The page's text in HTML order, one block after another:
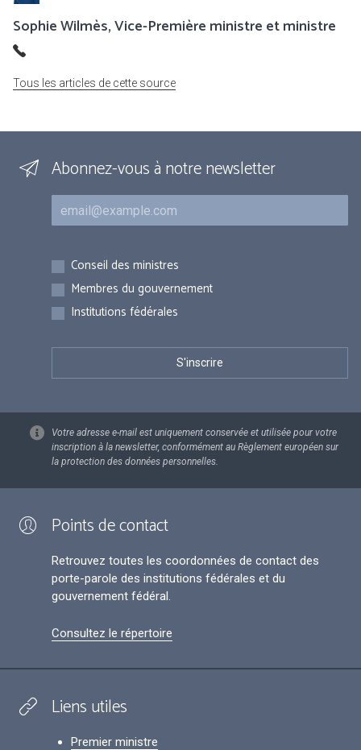
Sophie Wilmès, Vice-Première ministre et ministre
Tous les articles de cette source
Abonnez-vous à notre newsletter
Courriel
Inscriptions
Conseil des ministres
Membres du gouvernement
Institutions fédérales
Votre adresse e-mail est uniquement conservée et utilisée pour votre
inscription à la newsletter, conformément au Règlement européen sur
la protection des données personnelles.
Points de contact
Retrouvez toutes les coordonnées de contact des
porte-parole des institutions fédérales et du
gouvernement fédéral.
Consultez le répertoire
Liens utiles
Premier ministre